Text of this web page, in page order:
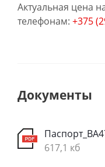
Актуальная цена
телефонам: +375
Документы
617,1 кб